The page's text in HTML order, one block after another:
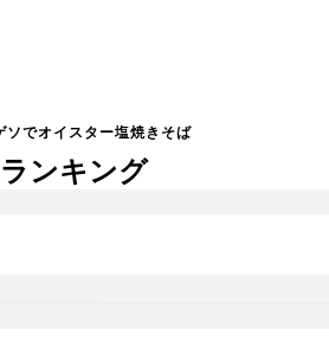
ソでオイスター塩焼きそば
ンキング